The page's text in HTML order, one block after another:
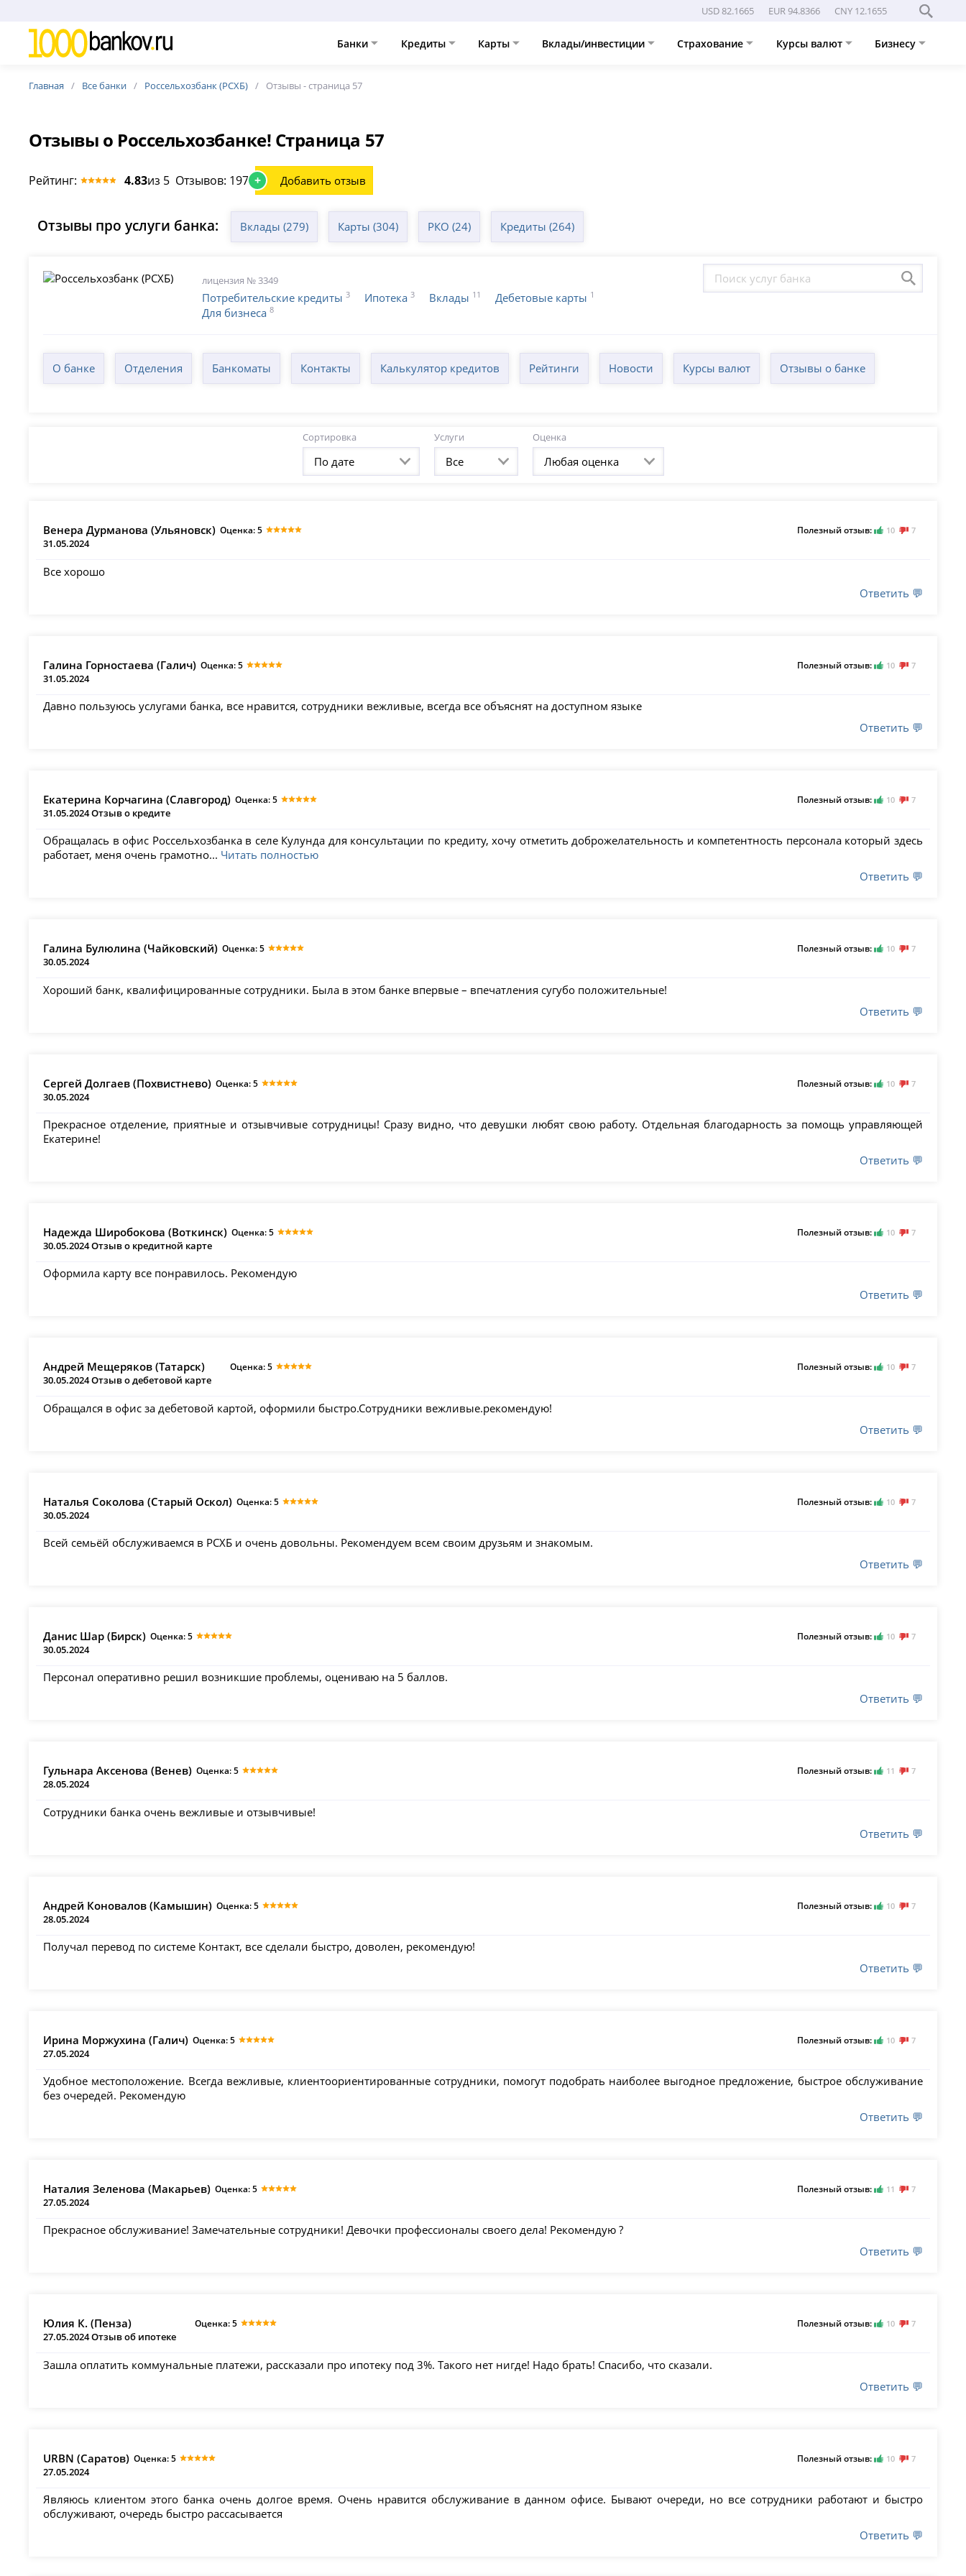
USD 82.1665 EUR 94.8366 CNY 12.1655
Банки Кредиты Карты Вклады/инвестиции Страхование Курсы валют Бизнесу
Главная Все банки Россельхозбанк (РСХБ) Отзывы - cтраница 57
Отзывы о Россельхозбанке! Страница 57
Рейтинг: 4.83из 5 Отзывов: 1971+ Добавить отзыв
Отзывы про услуги банка: Вклады (279) Карты (304) РКО (24) Кредиты (264)
лицензия № 3349
Потребительские кредиты 3 Ипотека 3 Вклады 11 Дебетовые карты 1
Для бизнеса 8
О банке Отделения Банкоматы Контакты Калькулятор кредитов Рейтинги Новости Курсы валют Отзывы о банке
Сортировка
По дате
Услуги
Все
Оценка
Любая оценка
Венера Дурманова (Ульяновск)
31.05.2024
Оценка: 5 Полезный отзыв: 10 7
Все хорошо
Ответить 💬
Галина Горностаева (Галич)
31.05.2024
Оценка: 5 Полезный отзыв: 10 7
Давно пользуюсь услугами банка, все нравится, сотрудники вежливые, всегда все объяснят на доступном языке
Ответить 💬
Екатерина Корчагина (Славгород)
31.05.2024 Отзыв о кредите
Оценка: 5 Полезный отзыв: 10 7
Обращалась в офис Россельхозбанка в селе Кулунда для консультации по кредиту, хочу отметить доброжелательность и компетентность персонала который здесь
работает, меня очень грамотно... Читать полностью
Ответить 💬
Галина Булюлина (Чайковский)
30.05.2024
Оценка: 5 Полезный отзыв: 10 7
Хороший банк, квалифицированные сотрудники. Была в этом банке впервые – впечатления сугубо положительные!
Ответить 💬
Сергей Долгаев (Похвистнево)
30.05.2024
Оценка: 5 Полезный отзыв: 10 7
Прекрасное отделение, приятные и отзывчивые сотрудницы! Сразу видно, что девушки любят свою работу. Отдельная благодарность за помощь управляющей
Екатерине!
Ответить 💬
Надежда Широбокова (Воткинск)
30.05.2024 Отзыв о кредитной карте
Оценка: 5 Полезный отзыв: 10 7
Оформила карту все понравилось. Рекомендую
Ответить 💬
Андрей Мещеряков (Татарск)
30.05.2024 Отзыв о дебетовой карте
Оценка: 5 Полезный отзыв: 10 7
Обращался в офис за дебетовой картой, оформили быстро.Сотрудники вежливые.рекомендую!
Ответить 💬
Наталья Соколова (Старый Оскол)
30.05.2024
Оценка: 5 Полезный отзыв: 10 7
Всей семьёй обслуживаемся в РСХБ и очень довольны. Рекомендуем всем своим друзьям и знакомым.
Ответить 💬
Данис Шар (Бирск)
30.05.2024
Оценка: 5 Полезный отзыв: 10 7
Персонал оперативно решил возникшие проблемы, оцениваю на 5 баллов.
Ответить 💬
Гульнара Аксенова (Венев)
28.05.2024
Оценка: 5 Полезный отзыв: 11 7
Сотрудники банка очень вежливые и отзывчивые!
Ответить 💬
Андрей Коновалов (Камышин)
28.05.2024
Оценка: 5 Полезный отзыв: 10 7
Получал перевод по системе Контакт, все сделали быстро, доволен, рекомендую!
Ответить 💬
Ирина Моржухина (Галич)
27.05.2024
Оценка: 5 Полезный отзыв: 10 7
Удобное местоположение. Всегда вежливые, клиентоориентированные сотрудники, помогут подобрать наиболее выгодное предложение, быстрое обслуживание
без очередей. Рекомендую
Ответить 💬
Наталия Зеленова (Макарьев)
27.05.2024
Оценка: 5 Полезный отзыв: 11 7
Прекрасное обслуживание! Замечательные сотрудники! Девочки профессионалы своего дела! Рекомендую ?
Ответить 💬
Юлия К. (Пенза)
27.05.2024 Отзыв об ипотеке
Оценка: 5 Полезный отзыв: 10 7
Зашла оплатить коммунальные платежи, рассказали про ипотеку под 3%. Такого нет нигде! Надо брать! Спасибо, что сказали.
Ответить 💬
URBN (Саратов)
27.05.2024
Оценка: 5 Полезный отзыв: 10 7
Являюсь клиентом этого банка очень долгое время. Очень нравится обслуживание в данном офисе. Бывают очереди, но все сотрудники работают и быстро
обслуживают, очередь быстро рассасывается
Ответить 💬